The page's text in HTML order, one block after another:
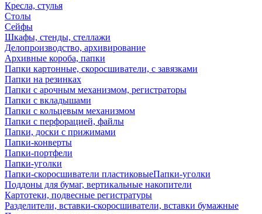
Кресла, стулья
Столы
Сейфы
Шкафы, стенды, стеллажи
Делопроизводство, архивирование
Архивные короба, папки
Папки картонные, скоросшиватели, с завязками
Папки на резинках
Папки с арочным механизмом, регистраторы
Папки с вкладышами
Папки с кольцевым механизмом
Папки с перфорацией, файлы
Папки, доски с прижимами
Папки-конверты
Папки-портфели
Папки-уголки
Папки-скоросшиватели пластиковыеПапки-уголки
Поддоны для бумаг, вертикальные накопители
Картотеки, подвесные регистратуры
Разделители, вставки-скоросшиватели, вставки бумажные